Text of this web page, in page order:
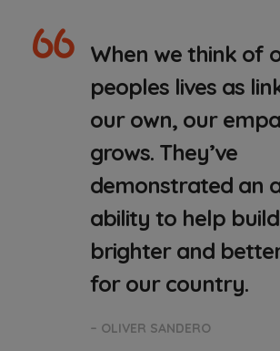
When we think of
peoples lives as
our own, our
grows. They’ve
demonstrated an
ability to help
brighter and
for our country.
– OLIVER SANDERO